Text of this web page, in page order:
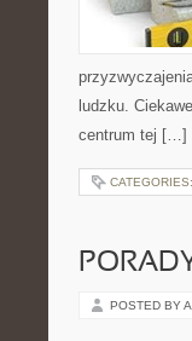
ludzku.
centrum tej […]
CATEGORIES:
POSTED BY